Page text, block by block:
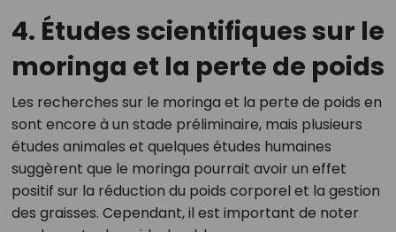
4. Études scientifiques sur le
moringa et la perte de poids
Les recherches sur le moringa et la perte de poids en
sont encore à un stade préliminaire, mais plusieurs
études animales et quelques études humaines
suggèrent que le moringa pourrait avoir un effet
positif sur la réduction du poids corporel et la gestion
des graisses. Cependant, il est important de noter